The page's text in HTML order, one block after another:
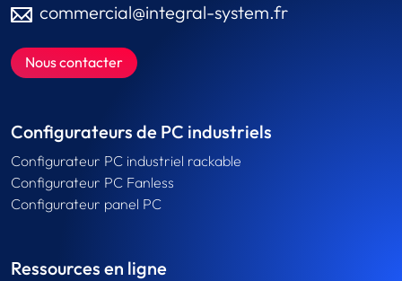
commercial@integral-system.fr
Nous contacter
Configurateurs de PC industriels
Configurateur PC industriel rackable
Configurateur PC Fanless
Configurateur panel PC
Ressources en ligne